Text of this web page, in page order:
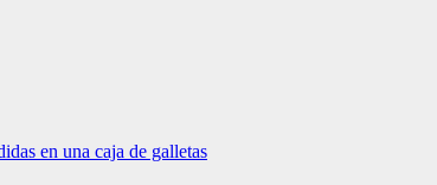
en una caja de galletas